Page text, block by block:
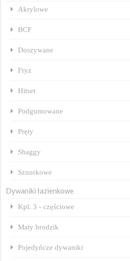
Akrylowe
BCF
Doszywane
Fryz
Hitset
Podgumowane
Pręty
Shaggy
Sznurkowe
Dywaniki łazienkowe
Kpl. 3 - częściowe
Maty brodzik
Pojedyńcze dywaniki